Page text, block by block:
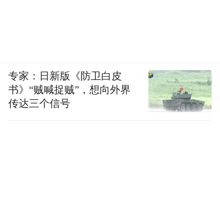
专家：日新版《防卫白皮
书》“贼喊捉贼”，想向外界
传达三个信号